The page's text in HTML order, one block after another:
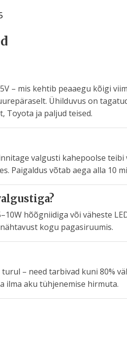
– mis kehtib peaaegu kõigi
Ühilduvus on
Toyota ja paljud teised.
valgusti kahepoolse
Paigaldus võtab aega alla 10
hõõgniidiga või väheste
kogu pagasiruumis.
– need tarbivad kuni 80%
ilma aku tühjenemise hirmuta.